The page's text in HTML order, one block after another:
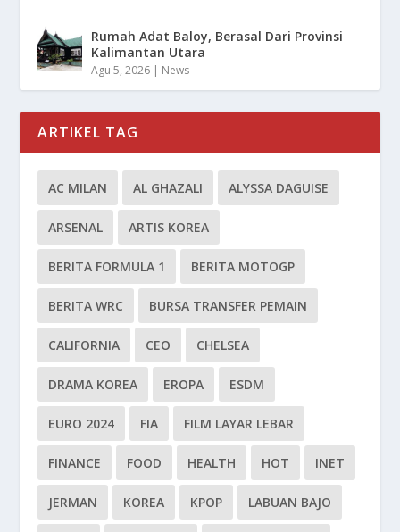
Rumah Adat Baloy, Berasal Dari Provinsi
Kalimantan Utara
Agu 5, 2026 | News
ARTIKEL TAG
AC MILAN AL GHAZALI ALYSSA DAGUISE
ARSENAL ARTIS KOREA
BERITA FORMULA 1 BERITA MOTOGP
BERITA WRC BURSA TRANSFER PEMAIN
CALIFORNIA CEO CHELSEA
DRAMA KOREA EROPA ESDM
EURO 2024 FIA FILM LAYAR LEBAR
FINANCE FOOD HEALTH HOT INET
JERMAN KOREA KPOP LABUAN BAJO